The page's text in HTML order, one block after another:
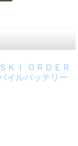
ＫＩ ＯＲＤＥＲ
イルバッテリー